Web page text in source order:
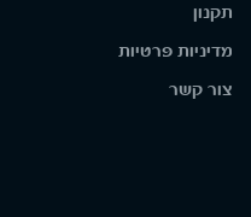
תקנון
מדיניות פרטיות
צור קשר